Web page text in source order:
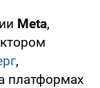
Meta,
,
платформах